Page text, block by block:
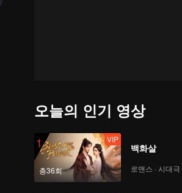
오늘의 인기 영상
1
총36회
VIP
백화살
로맨스 · 시대극